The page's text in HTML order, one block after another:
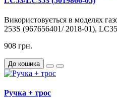
Використовується в моделях
253S (967656401/ 2018-01),
908 грн.
До кошика
Ручка + трос